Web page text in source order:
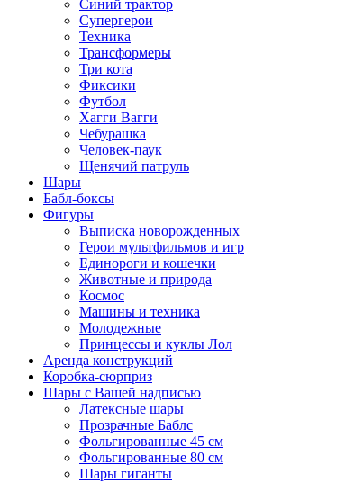
Синий трактор
Супергерои
Техника
Трансформеры
Три кота
Фиксики
Футбол
Хагги Вагги
Чебурашка
Человек-паук
Щенячий патруль
Шары
Бабл-боксы
Фигуры
Выписка новорожденных
Герои мультфильмов и игр
Единороги и кошечки
Животные и природа
Космос
Машины и техника
Молодежные
Принцессы и куклы Лол
Аренда конструкций
Коробка-сюрприз
Шары с Вашей надписью
Латексные шары
Прозрачные Баблс
Фольгированные 45 см
Фольгированные 80 см
Шары гиганты